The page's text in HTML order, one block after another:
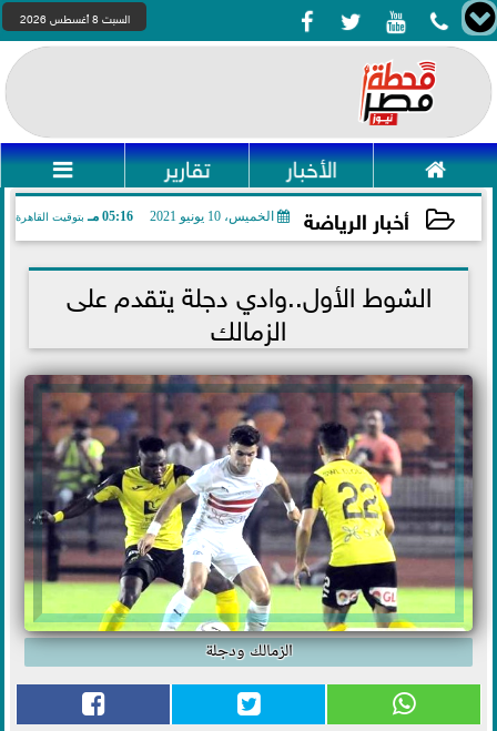
    السبت 8 أغسطس 2026
 الأخبار تقارير 
أخبار الرياضة الخميس، 10 يونيو 2021 05:16 مـ بتوقيت القاهرة
2021-06-10 17:16:55الشوط الأول..وادي دجلة يتقدم على
الزمالك
الزمالك ودجلة